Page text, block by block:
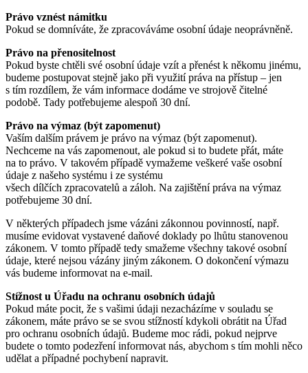
Právo vznést námitku
Pokud se domníváte, že zpracováváme osobní údaje neoprávněně.
Právo na přenositelnost
Pokud byste chtěli své osobní údaje vzít a přenést k někomu jinému,
budeme postupovat stejně jako při využití práva na přístup – jen
s tím rozdílem, že vám informace dodáme ve strojově čitelné
podobě. Tady potřebujeme alespoň 30 dní.
Právo na výmaz (být zapomenut)
Vaším dalším právem je právo na výmaz (být zapomenut).
Nechceme na vás zapomenout, ale pokud si to budete přát, máte
na to právo. V takovém případě vymažeme veškeré vaše osobní
údaje z našeho systému i ze systému
všech dílčích zpracovatelů a záloh. Na zajištění práva na výmaz
potřebujeme 30 dní.
V některých případech jsme vázáni zákonnou povinností, např.
musíme evidovat vystavené daňové doklady po lhůtu stanovenou
zákonem. V tomto případě tedy smažeme všechny takové osobní
údaje, které nejsou vázány jiným zákonem. O dokončení výmazu
vás budeme informovat na e-mail.
Stížnost u Úřadu na ochranu osobních údajů
Pokud máte pocit, že s vašimi údaji nezacházíme v souladu se
zákonem, máte právo se se svou stížností kdykoli obrátit na Úřad
pro ochranu osobních údajů. Budeme moc rádi, pokud nejprve
budete o tomto podezření informovat nás, abychom s tím mohli něco
udělat a případné pochybení napravit.